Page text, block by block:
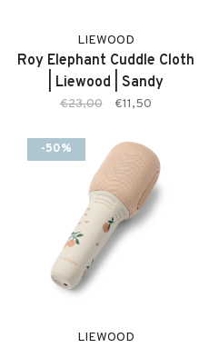
LIEWOOD
Roy Elephant Cuddle Cloth
| Liewood | Sandy
€23,00 €11,50
-50%
LIEWOOD